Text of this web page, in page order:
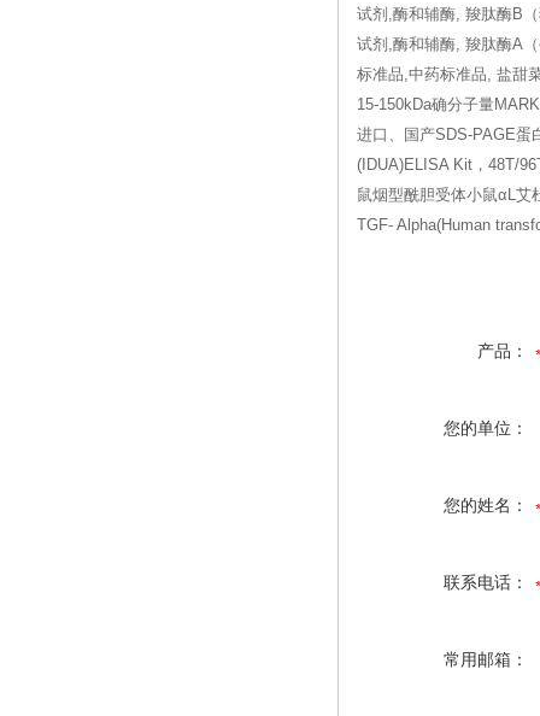
试剂,酶和辅酶, 羧肽酶B
试剂,酶和辅酶, 羧肽酶A
标准品,中药标准品, 盐甜
15-150kDa确分子量
进口、国产SDS-PAGE
(IDUA)ELISA Kit，48T/
鼠烟型酰胆受体小鼠αL艾
TGF- Alpha(Human
产品：
您的单位：
您的姓名：
联系电话：
常用邮箱：